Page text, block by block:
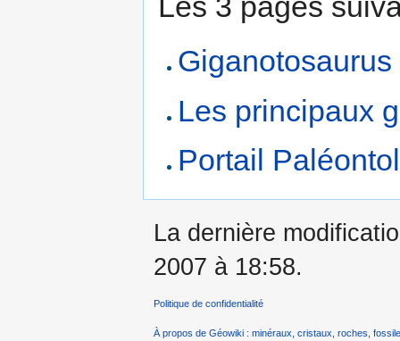
Giganotosaurus
Les principaux
Portail
La dernière
2007 à 18:58.
Politique de confidentialité
À propos de Géowiki : minéraux, cristaux, roches,